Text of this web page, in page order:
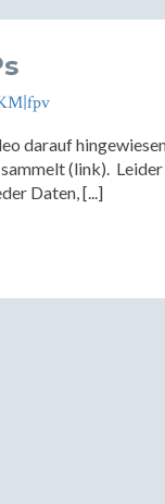
darauf
(link).
Daten, [...]